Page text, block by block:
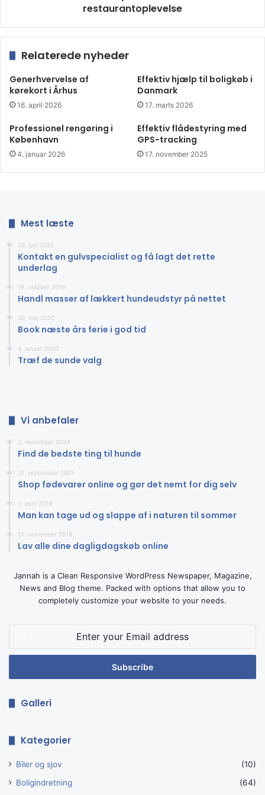
Effektiv lagerstyring
salgsvolumen på et bestemt produkt, kan du sikre, at du
salgssæsonen rammer. Ligeså kan umiddelbare lavt salg
betyde, at det er tid til at skifte fokus til et andet produkt,
og lave ændringer i butik eller restauranten.
Forøgelse af effektivitet og
produktivitet
Med et POS-system kan du også forbedre effektivitet og
strategiske beslutninger for din forretning på et hurtigere
tempo.
Sikkerhed og overholdelse af
lovgivningen
Et effektivt POS-system giver også sikkerhed og
overholdelse af lovgivningen. En af fordelene ved at have
et effektivt system er, at det hjælper bedrifter med at
kundeoplysninger ved at holde dem private og sikre.
Systemet opbevare kunde- og betalingsdata sikkert, og
hjælper din forretning med at opfylde de nødvendige krav
og reguleringer.
restaurantoplevelse
Relaterede nyheder
Generhvervelse af
kørekort i Århus
16. april 2026
Effektiv hjælp til boligkøb i
Danmark
17. marts 2026
Professionel rengøring i
København
4. januar 2026
Effektiv flådestyring med
GPS-tracking
17. november 2025
Mest læste
28. juni 2020
Kontakt en gulvspecialist og få lagt det rette
underlag
19. oktober 2019
Handl masser af lækkert hundeudstyr på nettet
30. maj 2020
Book næste års ferie i god tid
4. januar 2020
Træf de sunde valg
Vi anbefaler
2. december 2024
Find de bedste ting til hunde
21. september 2021
Shop fødevarer online og gør det nemt for dig selv
5. april 2019
Man kan tage ud og slappe af i naturen til sommer
21. november 2018
Lav alle dine dagligdagskøb online
Jannah is a Clean Responsive WordPress Newspaper, Magazine,
News and Blog theme. Packed with options that allow you to
completely customize your website to your needs.
Email
Galleri
Kategorier
Biler og sjov
(10)
Boligindretning
(64)